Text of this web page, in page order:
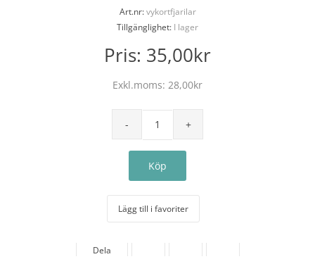
Art.nr:vykortfjarilar
Tillgänglighet: I lager
Pris: 35,00kr
Exkl.moms: 28,00kr
Lägg till i favoriter
Dela